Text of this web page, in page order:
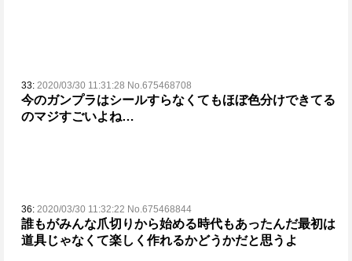
33: 2020/03/30 11:31:28 No.675468708
今のガンプラはシールすらなくてもほぼ色分けできてる
のマジすごいよね…
36: 2020/03/30 11:32:22 No.675468844
誰もがみんな爪切りから始める時代もあったんだ最初は
道具じゃなくて楽しく作れるかどうかだと思うよ